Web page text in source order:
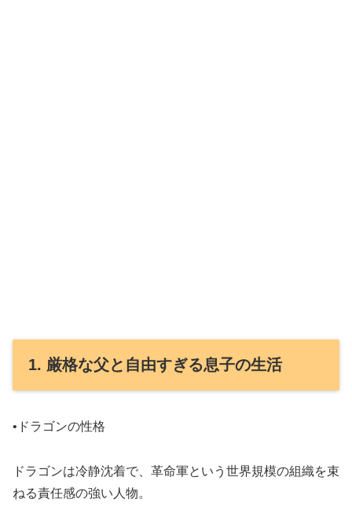
1. 厳格な父と自由すぎる息子の生活
•ドラゴンの性格
ドラゴンは冷静沈着で、革命軍という世界規模の組織を束
ねる責任感の強い人物。